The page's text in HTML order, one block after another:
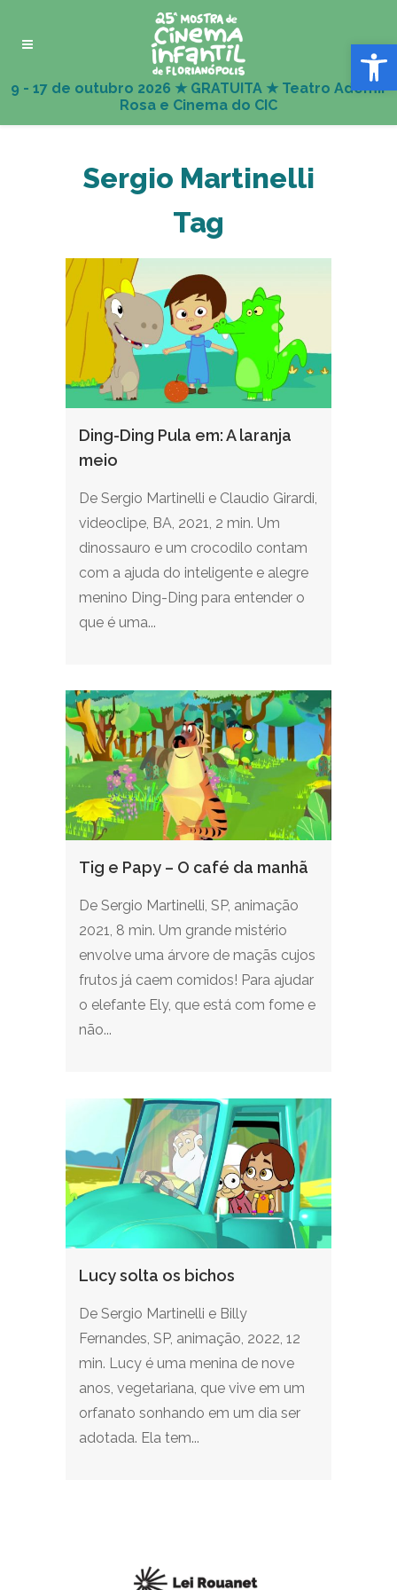
Abrir
Sergio Martinelli
Tag
Ding-Ding Pula em: A laranja
meio
De Sergio Martinelli e Claudio Girardi,
videoclipe, BA, 2021, 2 min. Um
dinossauro e um crocodilo contam
com a ajuda do inteligente e alegre
menino Ding-Ding para entender o
que é uma...
Tig e Papy – O café da manhã
De Sergio Martinelli, SP, animação
2021, 8 min. Um grande mistério
envolve uma árvore de maçãs cujos
frutos já caem comidos! Para ajudar
o elefante Ely, que está com fome e
não...
Lucy solta os bichos
De Sergio Martinelli e Billy
Fernandes, SP, animação, 2022, 12
min. Lucy é uma menina de nove
anos, vegetariana, que vive em um
orfanato sonhando em um dia ser
adotada. Ela tem...